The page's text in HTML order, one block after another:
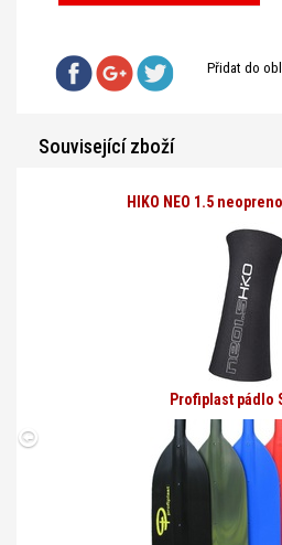
Přidat do
Související zboží
HIKO NEO 1.5
Profiplast pádlo